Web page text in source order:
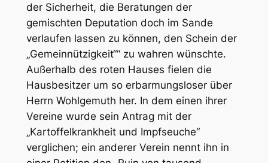
der Sicherheit, die Beratungen der
gemischten Deputation doch im Sande
verlaufen lassen zu können, den Schein der
„Gemeinnützigkeit““ zu wahren wünschte.
Außerhalb des roten Hauses fielen die
Hausbesitzer um so erbarmungsloser über
Herrn Wohlgemuth her. In dem einen ihrer
Vereine wurde sein Antrag mit der
„Kartoffelkrankheit und Impfseuche“
verglichen; ein anderer Verein nennt ihn in